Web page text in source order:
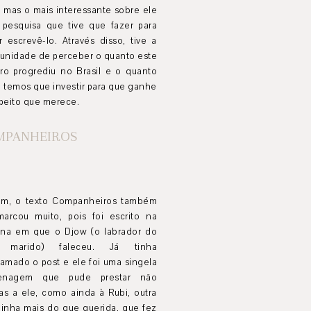
mas o mais interessante sobre ele
que tive que fazer para
escrevê-lo. Através disso, tive a
de perceber o quanto este
progrediu no Brasil e o quanto
temos que investir para que ganhe
que merece.
o texto Companheiros também
muito, pois foi escrito na
em que o Djow (o labrador do
marido) faleceu. Já tinha
o post e ele foi uma singela
que pude prestar não
a ele, como ainda à Rubi, outra
mais do que querida, que fez